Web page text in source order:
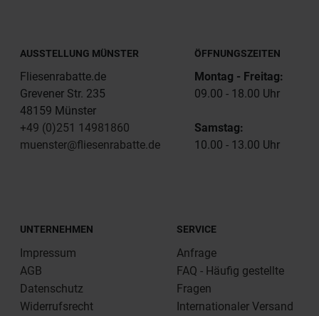
AUSSTELLUNG MÜNSTER
Fliesenrabatte.de
Grevener Str. 235
48159 Münster
+49 (0)251 14981860
muenster@fliesenrabatte.de
ÖFFNUNGSZEITEN
Montag - Freitag:
09.00 - 18.00 Uhr
Samstag:
10.00 - 13.00 Uhr
UNTERNEHMEN
Impressum
AGB
Datenschutz
Widerrufsrecht
SERVICE
Anfrage
FAQ - Häufig gestellte
Fragen
Internationaler Versand